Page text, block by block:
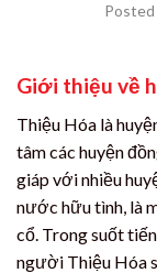
Posted
Giới thiệu về
Thiệu Hóa là
tâm các huyện
giáp với nhiều
nước hữu tình, là
cổ. Trong suốt
người Thiệu Hóa